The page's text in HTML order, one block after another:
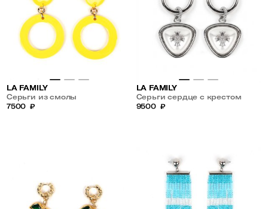
LA FAMILY
Серьги из смолы
7500 ₽
LA FAMILY
Серьги сердце с крестом
9500 ₽